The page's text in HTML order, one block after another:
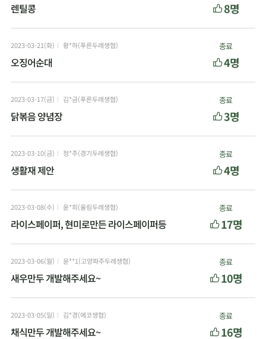
렌틸콩 8명
2023-03-21(화) 황*하(푸른두레생협)
오징어순대
종료
4명
2023-03-17(금) 김*금(푸른두레생협)
닭볶음 양념장
종료
3명
2023-03-10(금) 정*주(경기두레생협)
생활재 제안
종료
4명
2023-03-08(수) 윤*희(울림두레생협)
라이스페이퍼, 현미로만든 라이스페이퍼등
종료
17명
2023-03-06(월) 윤**1(고양파주두레생협)
새우만두 개발해주세요~
종료
10명
2023-03-05(일) 김*경(에코생협)
채식만두 개발해주세요~
종료
16명